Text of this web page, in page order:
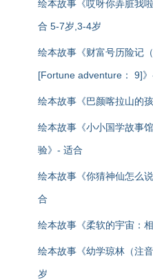
绘本故事《哎呀你弄脏我
合 5-7岁,3-4岁
绘本故事《财富号历险记
[Fortune adventure： 9]
绘本故事《巴颜喀拉山的
绘本故事《小小国学故事
验》- 适合
绘本故事《你猜神仙怎么
合
绘本故事《柔软的宇宙：
绘本故事《幼学琼林（注
岁